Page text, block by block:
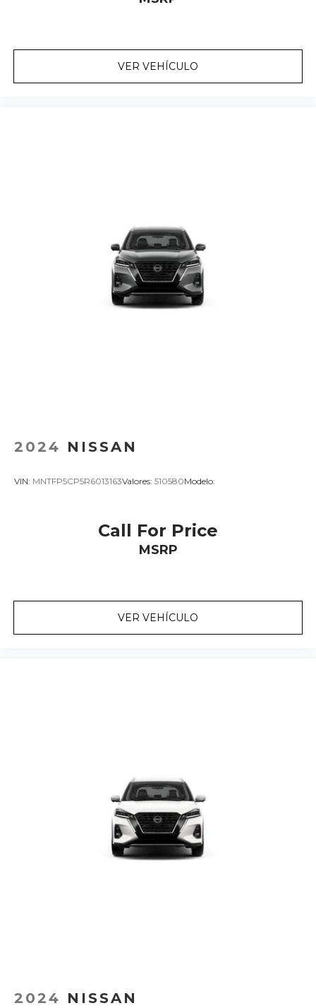
VER VEHÍCULO
2024 NISSAN
VIN: MNTFP5CP5R6013163Valores: 510580Modelo:
Call For Price
MSRP
VER VEHÍCULO
2024 NISSAN